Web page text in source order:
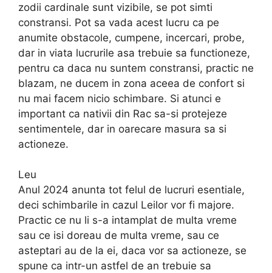
zodii cardinale sunt vizibile, se pot simti
constransi. Pot sa vada acest lucru ca pe
anumite obstacole, cumpene, incercari, probe,
dar in viata lucrurile asa trebuie sa functioneze,
pentru ca daca nu suntem constransi, practic ne
blazam, ne ducem in zona aceea de confort si
nu mai facem nicio schimbare. Si atunci e
important ca nativii din Rac sa-si protejeze
sentimentele, dar in oarecare masura sa si
actioneze.
Leu
Anul 2024 anunta tot felul de lucruri esentiale,
deci schimbarile in cazul Leilor vor fi majore.
Practic ce nu li s-a intamplat de multa vreme
sau ce isi doreau de multa vreme, sau ce
asteptari au de la ei, daca vor sa actioneze, se
spune ca intr-un astfel de an trebuie sa